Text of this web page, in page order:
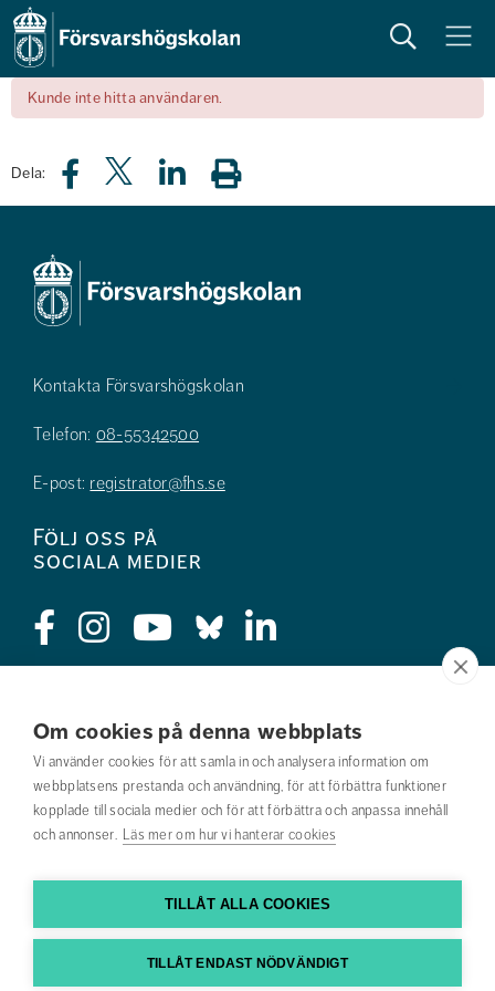
Om cookies på denna webbplats
Vi använder cookies för att samla in och analysera information om
webbplatsens prestanda och användning, för att förbättra funktioner
kopplade till sociala medier och för att förbättra och anpassa innehåll
och annonser. Läs mer om hur vi hanterar cookies
TILLÅT ALLA COOKIES
TILLÅT ENDAST NÖDVÄNDIGT
Sök Meny
Kunde inte hitta användaren.
Dela:
Kontakta Försvarshögskolan
Telefon: 08-55342500
E-post: registrator@fhs.se
Följ oss på
sociala medier
Jobba hos oss
Nyhetsbrev
Om webbplatsen
Hitta till oss